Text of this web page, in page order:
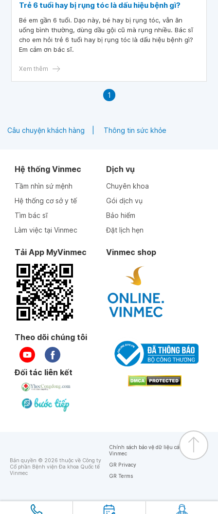
Trẻ 6 tuổi hay bị rụng tóc là dấu hiệu bệnh gì?
Bé em gần 6 tuổi. Dạo này, bé hay bị rụng tóc, vẫn ăn
uống bình thường, dùng dầu gội cũ mà rụng nhiều. Bác sĩ
cho em hỏi trẻ 6 tuổi hay bị rụng tóc là dấu hiệu bệnh gì?
Em cảm ơn bác sĩ.
Xem thêm
1
Câu chuyện khách hàng Thông tin sức khỏe
Hệ thống Vinmec
Tầm nhìn sứ mệnh
Hệ thống cơ sở y tế
Tìm bác sĩ
Làm việc tại Vinmec
Dịch vụ
Chuyên khoa
Gói dịch vụ
Bảo hiểm
Đặt lịch hẹn
Tải App MyVinmec Vinmec shop
Theo dõi chúng tôi
Đối tác liên kết
Bản quyền © 2026 thuộc về Công ty
Cổ phần Bệnh viện Đa khoa Quốc tế
Vinmec
Chính sách bảo vệ dữ liệu cá nhân của
Vinmec
GR Privacy
GR Terms